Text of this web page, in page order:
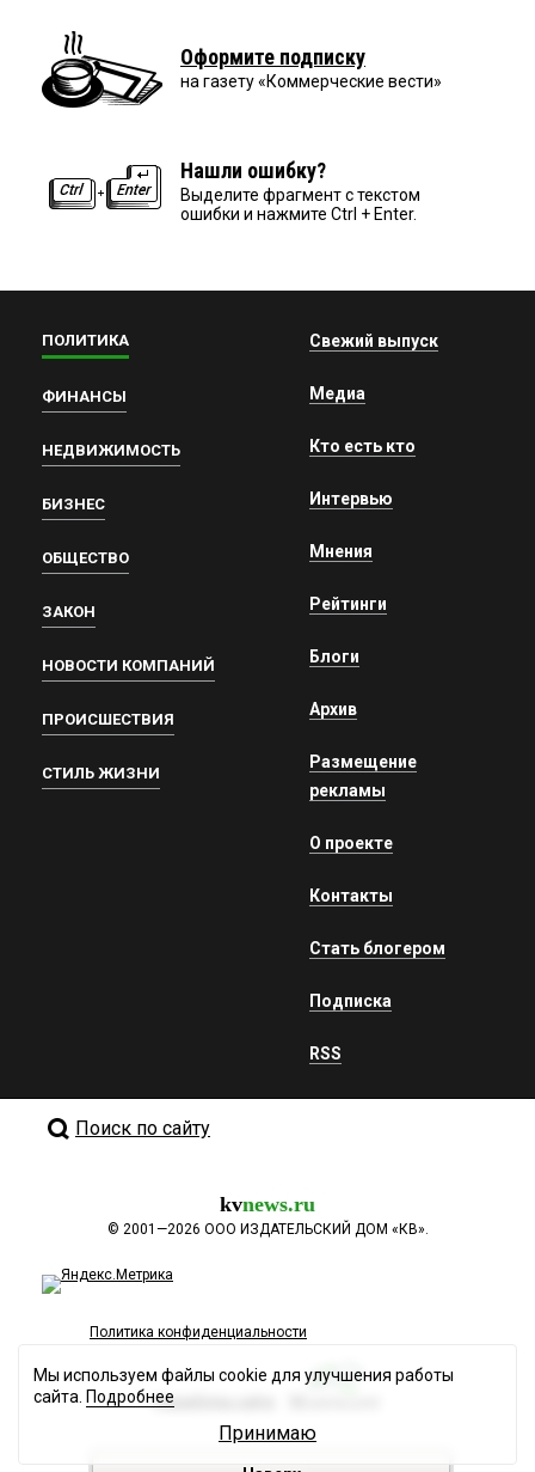
Оформите подписку
на газету «Коммерческие вести»
Нашли ошибку?
Выделите фрагмент с текстом
ошибки и нажмите Ctrl + Enter.
ПОЛИТИКА
ФИНАНСЫ
НЕДВИЖИМОСТЬ
БИЗНЕС
ОБЩЕСТВО
ЗАКОН
НОВОСТИ КОМПАНИЙ
ПРОИСШЕСТВИЯ
СТИЛЬ ЖИЗНИ
Свежий выпуск
Медиа
Кто есть кто
Интервью
Мнения
Рейтинги
Блоги
Архив
Размещение
рекламы
О проекте
Контакты
Стать блогером
Подписка
RSS
Поиск по сайту
kvnews.ru
© 2001—2026 ООО ИЗДАТЕЛЬСКИЙ ДОМ «КВ».
Политика конфиденциальности
Разработка сайта
Мы используем файлы cookie для улучшения работы
сайта. Подробнее
Принимаю